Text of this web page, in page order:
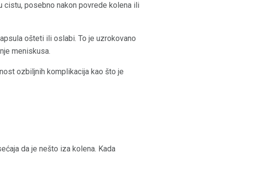
cistu, posebno nakon povrede kolena ili
ošteti ili oslabi. To je uzrokovano
meniskusa.
ozbiljnih komplikacija kao što je
da je nešto iza kolena. Kada